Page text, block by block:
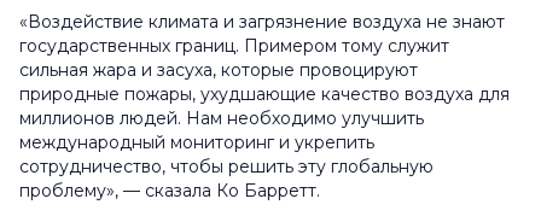
«Воздействие климата и загрязнение воздуха не знают
государственных границ. Примером тому служит
сильная жара и засуха, которые провоцируют
природные пожары, ухудшающие качество воздуха для
миллионов людей. Нам необходимо улучшить
международный мониторинг и укрепить
сотрудничество, чтобы решить эту глобальную
проблему», — сказала Ко Барретт.